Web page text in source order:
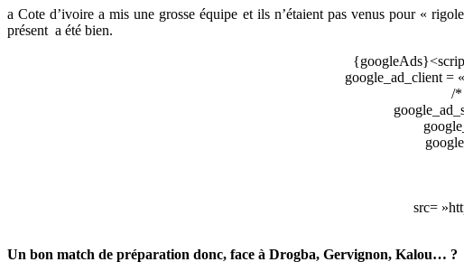
a Cote d’ivoire a mis une grosse équipe et ils n’étaient pas venus pour «
présent a été bien.
google_ad_client =
/*
src=
Un bon match de préparation donc, face à Drogba, Gervignon, Kalou… ?